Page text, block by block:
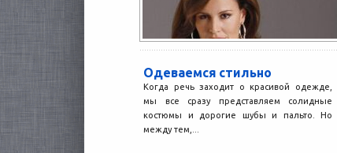
Одеваемся стильно
Когда речь заходит о красивой одежде,
мы все сразу представляем солидные
костюмы и дорогие шубы и пальто. Но
между тем,...